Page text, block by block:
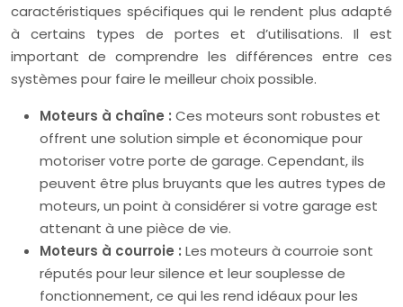
caractéristiques spécifiques qui le rendent plus adapté
à certains types de portes et d’utilisations. Il est
important de comprendre les différences entre ces
systèmes pour faire le meilleur choix possible.
Moteurs à chaîne : Ces moteurs sont robustes et
offrent une solution simple et économique pour
motoriser votre porte de garage. Cependant, ils
peuvent être plus bruyants que les autres types de
moteurs, un point à considérer si votre garage est
attenant à une pièce de vie.
Moteurs à courroie : Les moteurs à courroie sont
réputés pour leur silence et leur souplesse de
fonctionnement, ce qui les rend idéaux pour les